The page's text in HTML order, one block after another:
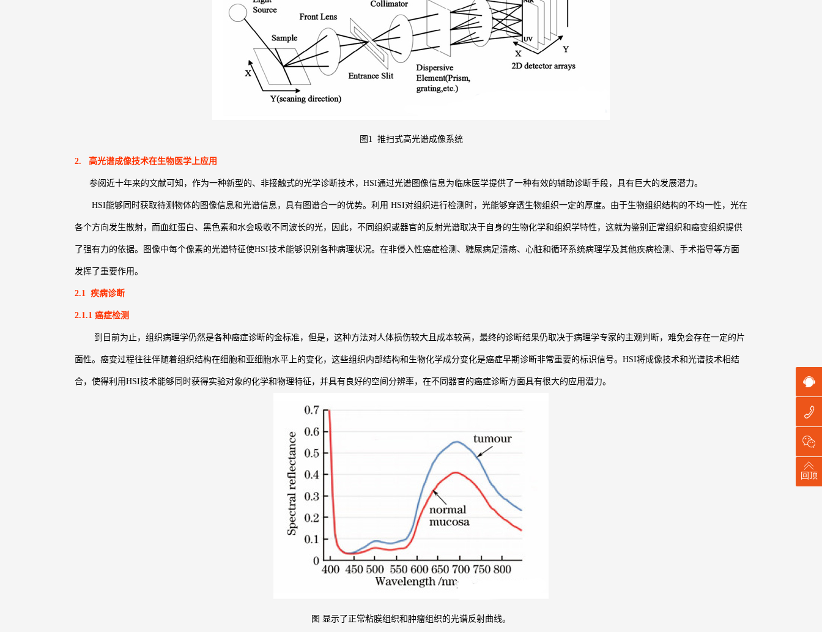
图1 推扫式高光谱成像系统
2. 高光谱成像技术在生物医学上应用
参阅近十年来的文献可知，作为一种新型的、非接触式的光学诊断技术，HSI通过光谱图像信息为临床医学提供了一种有效的辅助诊断手段，具有巨大的发展潜力。
HSI能够同时获取待测物体的图像信息和光谱信息，具有图谱合一的优势。利用 HSI对组织进行检测时，光能够穿透生物组织一定的厚度。由于生物组织结构的不均一性，光在
各个方向发生散射，而血红蛋白、黑色素和水会吸收不同波长的光，因此，不同组织或器官的反射光谱取决于自身的生物化学和组织学特性，这就为鉴别正常组织和癌变组织提供
了强有力的依据。图像中每个像素的光谱特征使HSI技术能够识别各种病理状况。在非侵入性癌症检测、糖尿病足溃疡、心脏和循环系统病理学及其他疾病检测、手术指导等方面
发挥了重要作用。
2.1 疾病诊断
2.1.1 癌症检测
到目前为止，组织病理学仍然是各种癌症诊断的金标准，但是，这种方法对人体损伤较大且成本较高，最终的诊断结果仍取决于病理学专家的主观判断，难免会存在一定的片
面性。癌变过程往往伴随着组织结构在细胞和亚细胞水平上的变化，这些组织内部结构和生物化学成分变化是癌症早期诊断非常重要的标识信号。HSI将成像技术和光谱技术相结
合，使得利用HSI技术能够同时获得实验对象的化学和物理特征，并具有良好的空间分辨率，在不同器官的癌症诊断方面具有很大的应用潜力。
图 显示了正常粘膜组织和肿瘤组织的光谱反射曲线。
回顶